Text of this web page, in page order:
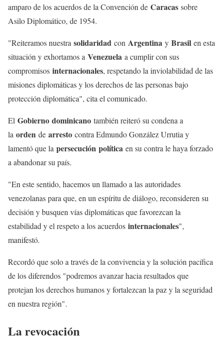
amparo de los acuerdos de la Convención de Caracas sobre
Asilo Diplomático, de 1954.
"Reiteramos nuestra solidaridad con Argentina y Brasil en esta
situación y exhortamos a Venezuela a cumplir con sus
compromisos internacionales, respetando la inviolabilidad de las
misiones diplomáticas y los derechos de las personas bajo
protección diplomática", cita el comunicado.
El Gobierno dominicano también reiteró su condena a
la orden de arresto contra Edmundo González Urrutia y
lamentó que la persecución política en su contra le haya forzado
a abandonar su país.
"En este sentido, hacemos un llamado a las autoridades
venezolanas para que, en un espíritu de diálogo, reconsideren su
decisión y busquen vías diplomáticas que favorezcan la
estabilidad y el respeto a los acuerdos internacionales",
manifestó.
Recordó que solo a través de la convivencia y la solución pacífica
de los diferendos "podremos avanzar hacia resultados que
protejan los derechos humanos y fortalezcan la paz y la seguridad
en nuestra región".
La revocación